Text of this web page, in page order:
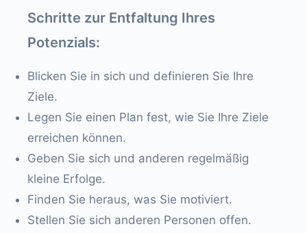
Schritte zur Entfaltung Ihres
Potenzials:
Blicken Sie in sich und definieren Sie Ihre
Ziele.
Legen Sie einen Plan fest, wie Sie Ihre Ziele
erreichen können.
Geben Sie sich und anderen regelmäßig
kleine Erfolge.
Finden Sie heraus, was Sie motiviert.
Stellen Sie sich anderen Personen offen.